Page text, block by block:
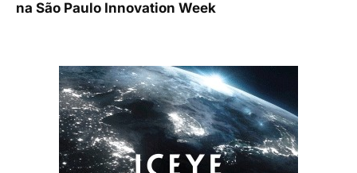
na São Paulo Innovation Week